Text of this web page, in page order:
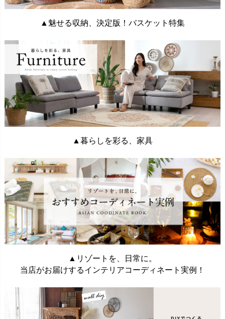
▲魅せる収納、決定版！バスケット特集
▲暮らしを彩る、家具
▲リゾートを、日常に。
当店がお届けするインテリアコーディネート実例！